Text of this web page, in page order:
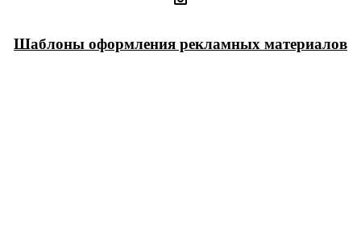
Шаблоны оформления рекламных материалов